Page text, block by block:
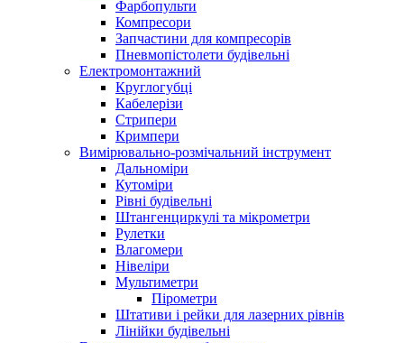
Фарбопульти
Компресори
Запчастини для компресорів
Пневмопістолети будівельні
Електромонтажний
Круглогубці
Кабелерізи
Стрипери
Кримпери
Вимірювально-розмічальний інструмент
Дальноміри
Кутоміри
Рівні будівельні
Штангенциркулі та мікрометри
Рулетки
Влагомери
Нівеліри
Мультиметри
Пірометри
Штативи і рейки для лазерних рівнів
Лінійки будівельні